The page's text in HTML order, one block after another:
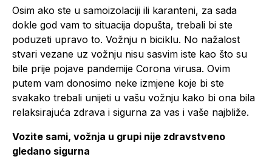
Osim ako ste u samoizolaciji ili karanteni, za sada
dokle god vam to situacija dopušta, trebali bi ste
poduzeti upravo to. Vožnju n biciklu. No nažalost
stvari vezane uz vožnju nisu sasvim iste kao što su
bile prije pojave pandemije Corona virusa. Ovim
putem vam donosimo neke izmjene koje bi ste
svakako trebali unijeti u vašu vožnju kako bi ona bila
relaksirajuća zdrava i sigurna za vas i vaše najbliže.
Vozite sami, vožnja u grupi nije zdravstveno
gledano sigurna